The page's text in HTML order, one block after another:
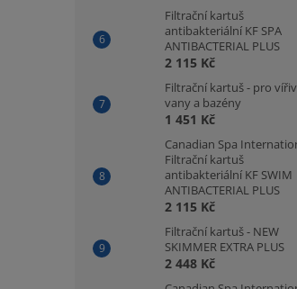
Filtrační kartuš
antibakteriální KF SPA
ANTIBACTERIAL PLUS
2 115 Kč
Filtrační kartuš - pro
vany a bazény
1 451 Kč
Canadian Spa
Filtrační kartuš
antibakteriální KF SWIM
ANTIBACTERIAL PLUS
2 115 Kč
Filtrační kartuš - NEW
SKIMMER EXTRA PLUS
2 448 Kč